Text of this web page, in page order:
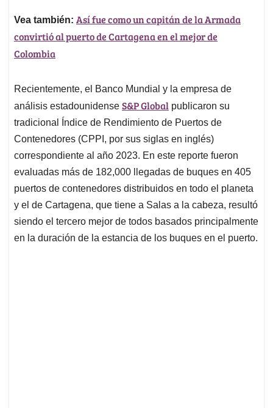
Vea también: Así fue como un capitán de la Armada
convirtió al puerto de Cartagena en el mejor de
Colombia
Recientemente, el Banco Mundial y la empresa de
análisis estadounidense S&P Global publicaron su
tradicional Índice de Rendimiento de Puertos de
Contenedores (CPPI, por sus siglas en inglés)
correspondiente al año 2023. En este reporte fueron
evaluadas más de 182,000 llegadas de buques en 405
puertos de contenedores distribuidos en todo el planeta
y el de Cartagena, que tiene a Salas a la cabeza, resultó
siendo el tercero mejor de todos basados principalmente
en la duración de la estancia de los buques en el puerto.